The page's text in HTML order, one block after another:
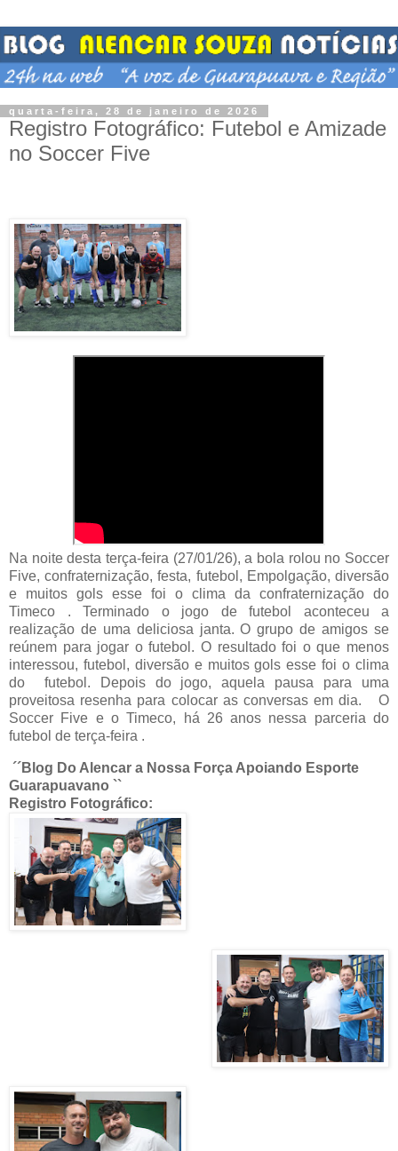
quarta-feira, 28 de janeiro de 2026
Registro Fotográfico: Futebol e Amizade
no Soccer Five
Na noite desta terça-feira (27/01/26), a bola rolou no Soccer
Five, confraternização, festa, futebol, Empolgação, diversão
e muitos gols esse foi o clima da confraternização do
Timeco . Terminado o jogo de futebol aconteceu a
realização de uma deliciosa janta. O grupo de amigos se
reúnem para jogar o futebol. O resultado foi o que menos
interessou, futebol, diversão e muitos gols esse foi o clima
do futebol. Depois do jogo, aquela pausa para uma
proveitosa resenha para colocar as conversas em dia. O
Soccer Five e o Timeco, há 26 anos nessa parceria do
futebol de terça-feira .
´´Blog Do Alencar a Nossa Força Apoiando Esporte
Guarapuavano ``
Registro Fotográfico: